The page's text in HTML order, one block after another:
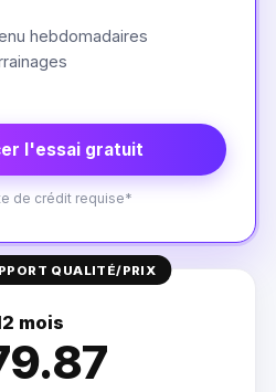
hebdomadaires
l'essai gratuit
de crédit requise*
QUALITÉ/PRIX
mois